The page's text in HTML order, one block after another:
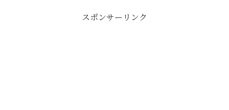
スポンサーリンク